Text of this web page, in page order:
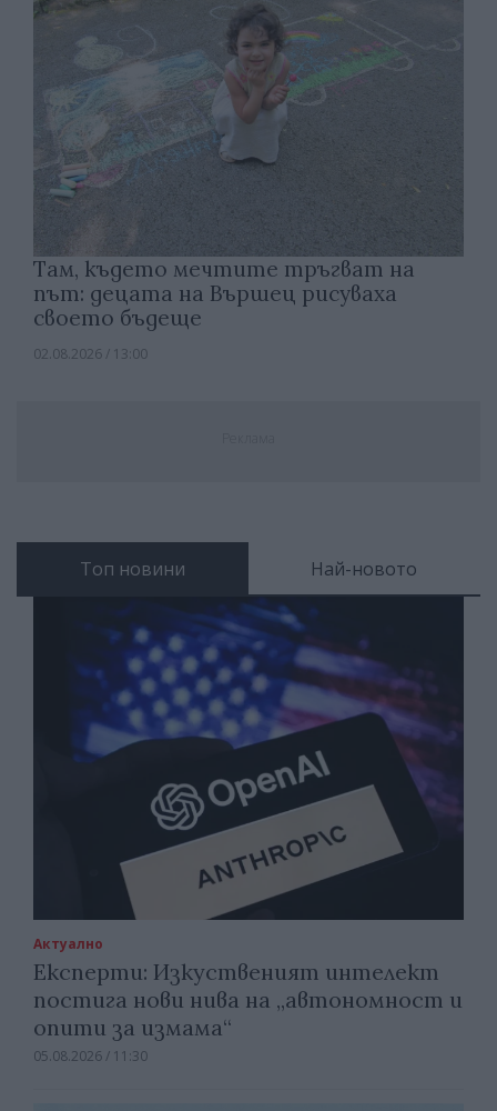
Там, където мечтите тръгват на
път: децата на Вършец рисуваха
своето бъдеще
02.08.2026 / 13:00
Топ новини Най-новото
Актуално
Експерти: Изкуственият интелект
постига нови нива на „автономност и
опити за измама“
05.08.2026 / 11:30